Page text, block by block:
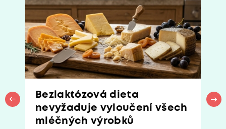
Bezlaktózová dieta
nevyžaduje vyloučení všech
mléčných výrobků